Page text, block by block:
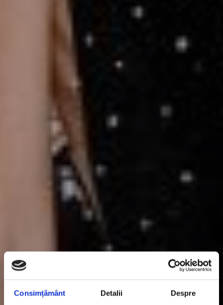
Consimțământ Detalii Despre